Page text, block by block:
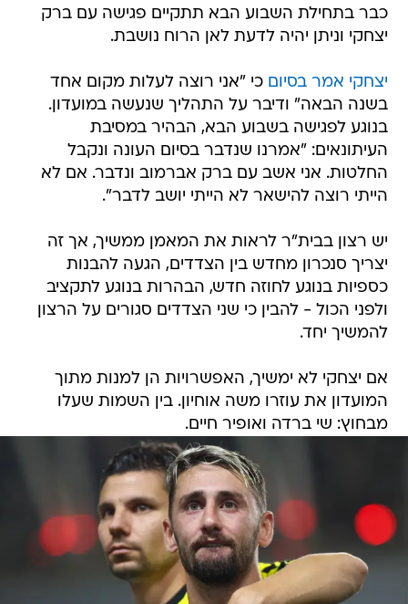
כבר בתחילת השבוע הבא תתקיים פגישה עם ברק
יצחקי וניתן יהיה לדעת לאן הרוח נושבת.
יצחקי אמר בסיום כי "אני רוצה לעלות מקום אחד
בשנה הבאה" ודיבר על התהליך שנעשה במועדון.
בנוגע לפגישה בשבוע הבא, הבהיר במסיבת
העיתונאים: "אמרנו שנדבר בסיום העונה ונקבל
החלטות. אני אשב עם ברק אברמוב ונדבר. אם לא
הייתי רוצה להישאר לא הייתי יושב לדבר".
יש רצון בבית"ר לראות את המאמן ממשיך, אך זה
יצריך סנכרון מחדש בין הצדדים, הגעה להבנות
כספיות בנוגע לחוזה חדש, הבהרות בנוגע לתקציב
ולפני הכול - להבין כי שני הצדדים סגורים על הרצון
להמשיך יחד.
אם יצחקי לא ימשיך, האפשרויות הן למנות מתוך
המועדון את עוזרו משה אוחיון. בין השמות שעלו
מבחוץ: שי ברדה ואופיר חיים.